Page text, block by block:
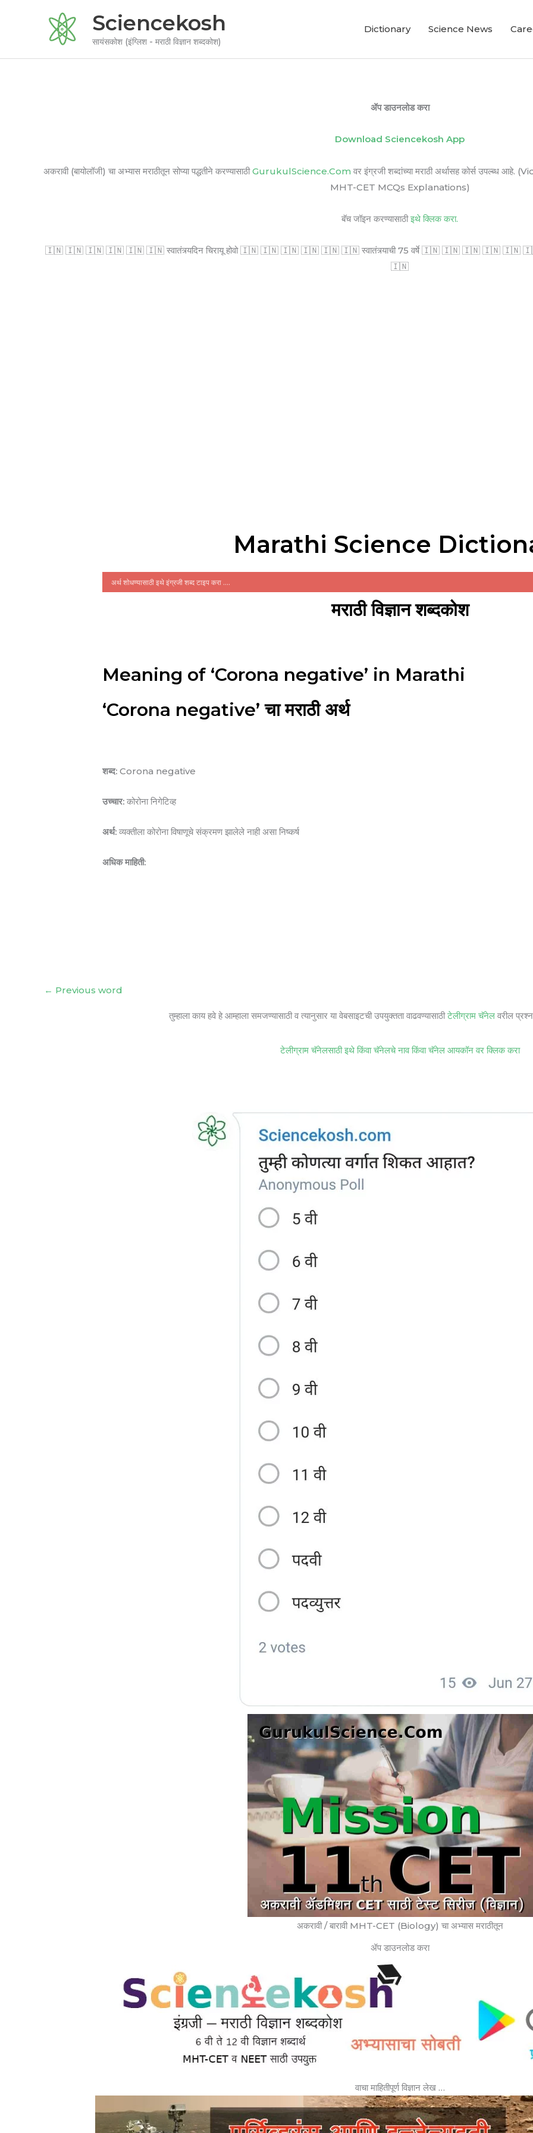
Sciencekosh
सायंसकोश (इंग्लिश - मराठी विज्ञान शब्दकोश)
Dictionary Science News
ॲप डाउनलोड करा
Download Sciencekosh App
अकरावी (बायोलॉजी) चा अभ्यास मराठीतून सोप्या पद्धतीने करण्यासाठीGurukulScience.Com वर इंग्रजी शब्दांच्या मराठी अर्थासह कोर्स
MHT-CET MCQs Explanations)
बॅच जॉइन करण्यासाठीइथे क्लिक करा.
🇮🇳 🇮🇳 🇮🇳 🇮🇳 🇮🇳 🇮🇳 स्वातंत्र्यदिन चिरायू होवो 🇮🇳 🇮🇳 🇮🇳 🇮🇳 🇮🇳 🇮🇳 स्वातंत्र्याची 75 वर्षे 🇮🇳 🇮🇳 🇮🇳 🇮🇳 🇮🇳 🇮🇳
🇮🇳
Marathi Science
मराठी विज्ञान शब्दकोश
Meaning of ‘Corona negative’ in Marathi
‘Corona negative’ चा मराठी अर्थ
शब्द: Corona negative
उच्चार: कोरोना निगेटिव्ह
अर्थ: व्यक्तीला कोरोना विषाणूचे संक्रमण झालेले नाही असा निष्कर्ष
अधिक माहिती:
← Previous word
तुम्हाला काय हवे हे आम्हाला समजण्यासाठी व त्यानुसार या वेबसाइटची उपयुक्तता वाढवण्यासाठीटेलीग्राम चॅनेल वरील
टेलीग्राम चॅनेलसाठी इथे किंवा चॅनेलचे नाव किंवा चॅनेल आयकॉन वर क्लिक करा
अकरावी / बारावी MHT-CET (Biology) चा अभ्यास मराठीतून
ॲप डाउनलोड करा
वाचा माहितीपूर्ण विज्ञान लेख …